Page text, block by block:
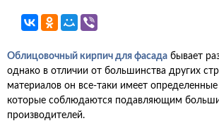
Облицовочный кирпич для фасада бывает
однако в отличии от большинства других
материалов он все-таки имеет
которые соблюдаются подавляющим
производителей.